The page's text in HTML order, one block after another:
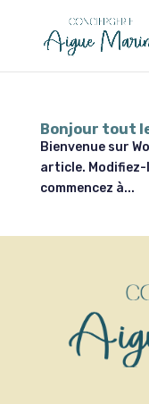
Bonjour tout
Bienvenue sur
article. Modifiez-
commencez à...